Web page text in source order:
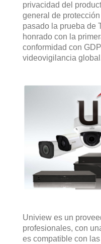
privacidad del
general de
pasado la prueba de
honrado con la
conformidad con
videovigilancia
Uniview es un
profesionales, con
es compatible con